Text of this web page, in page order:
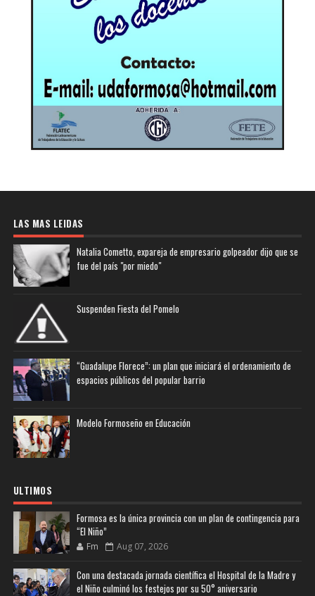
LAS MAS LEIDAS
Natalia Cometto, expareja de empresario golpeador dijo que se
fue del país "por miedo"
Suspenden Fiesta del Pomelo
“Guadalupe Florece”: un plan que iniciará el ordenamiento de
espacios públicos del popular barrio
Modelo Formoseño en Educación
ULTIMOS
Formosa es la única provincia con un plan de contingencia para
“El Niño”
Fm Aug 07, 2026
Con una destacada jornada científica el Hospital de la Madre y
el Niño culminó los festejos por su 50° aniversario